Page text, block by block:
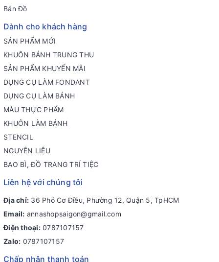
Bản Đồ
Dành cho khách hàng
SẢN PHẨM MỚI
KHUÔN BÁNH TRUNG THU
SẢN PHẨM KHUYẾN MÃI
DỤNG CỤ LÀM FONDANT
DỤNG CỤ LÀM BÁNH
MÀU THỰC PHẨM
KHUÔN LÀM BÁNH
STENCIL
NGUYÊN LIỆU
BAO BÌ, ĐỒ TRANG TRÍ TIỆC
Liên hệ với chúng tôi
Địa chỉ: 36 Phó Cơ Điều, Phường 12, Quận 5, TpHCM
Email: annashopsaigon@gmail.com
Điện thoại: 0787107157
Zalo: 0787107157
Chấp nhận thanh toán